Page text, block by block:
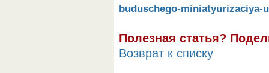
buduschego-miniatyurizaciya-
Полезная статья?
Возврат к списку